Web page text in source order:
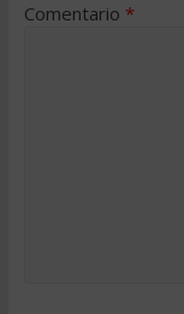
Comentario *